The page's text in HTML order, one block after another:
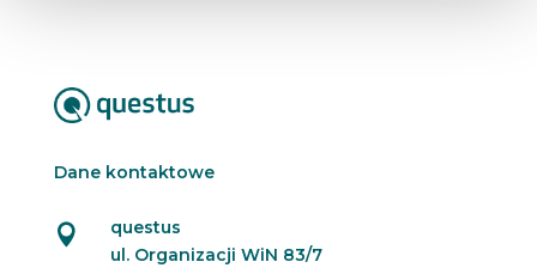
Dane kontaktowe

questus
ul. Organizacji WiN 83/7